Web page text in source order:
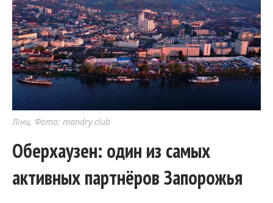
Лінц. Фото: mandry.club
Оберхаузен: один из самых
активных партнёров Запорожья